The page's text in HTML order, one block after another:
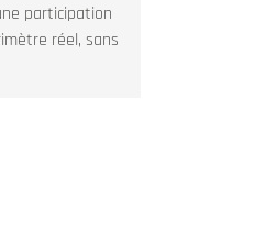
participation
réel, sans